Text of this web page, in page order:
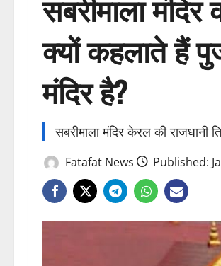
क्यों कहलाते हैं
मंदिर है?
सबरीमाला मंदिर केरल की राजधानी
Fatafat News Published: